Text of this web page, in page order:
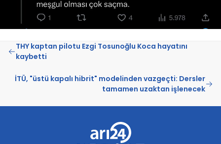
THY kaptan pilotu Ezgi Tosunoğlu Koca hayatını
kaybetti
İTÜ, "üstü kapalı hibrit" modelinden vazgeçti: Dersler
tamamen uzaktan işlenecek